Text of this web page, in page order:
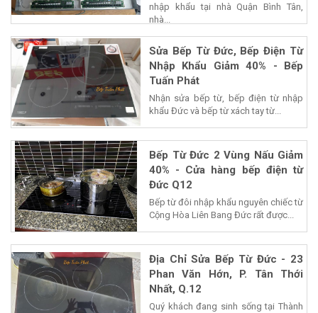
nhập khẩu tại nhà Quận Bình Tân,
nhà...
Sửa Bếp Từ Đức, Bếp Điện Từ
Nhập Khẩu Giảm 40% - Bếp
Tuấn Phát
Nhận sửa bếp từ, bếp điện từ nhập
khẩu Đức và bếp từ xách tay từ...
Bếp Từ Đức 2 Vùng Nấu Giảm
40% - Cửa hàng bếp điện từ
Đức Q12
Bếp từ đôi nhập khẩu nguyên chiếc từ
Cộng Hòa Liên Bang Đức rất được...
Địa Chỉ Sửa Bếp Từ Đức - 23
Phan Văn Hớn, P. Tân Thới
Nhất, Q.12
Quý khách đang sinh sống tại Thành